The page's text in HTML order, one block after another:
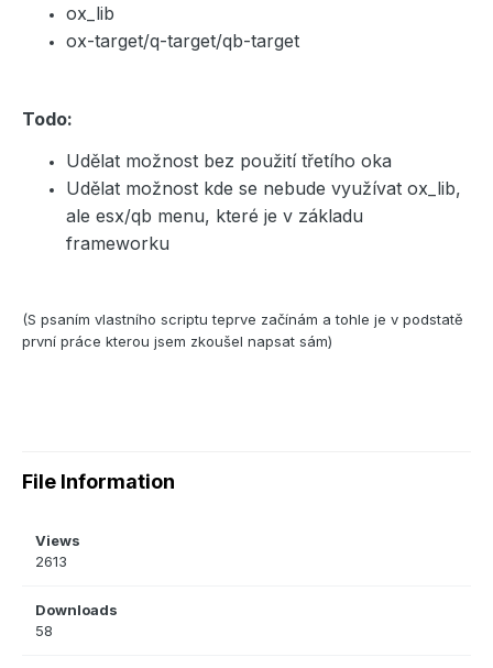
ox_lib
ox-target/q-target/qb-target
Todo:
Udělat možnost bez použití třetího oka
Udělat možnost kde se nebude využívat ox_lib,
ale esx/qb menu, které je v základu
frameworku
(S psaním vlastního scriptu teprve začínám a tohle je v podstatě
první práce kterou jsem zkoušel napsat sám)
File Information
Views
2613
Downloads
58